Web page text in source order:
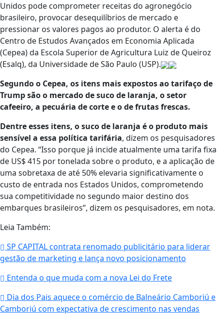
Unidos pode comprometer receitas do agronegócio
brasileiro, provocar desequilíbrios de mercado e
pressionar os valores pagos ao produtor. O alerta é do
Centro de Estudos Avançados em Economia Aplicada
(Cepea) da Escola Superior de Agricultura Luiz de Queiroz
(Esalq), da Universidade de São Paulo (USP).
Segundo o Cepea, os itens mais expostos ao tarifaço de
Trump são o mercado de suco de laranja, o setor
cafeeiro, a pecuária de corte e o de frutas frescas.
Dentre esses itens, o suco de laranja é o produto mais
sensível a essa política tarifária, dizem os pesquisadores
do Cepea. “Isso porque já incide atualmente uma tarifa fixa
de US$ 415 por tonelada sobre o produto, e a aplicação de
uma sobretaxa de até 50% elevaria significativamente o
custo de entrada nos Estados Unidos, comprometendo
sua competitividade no segundo maior destino dos
embarques brasileiros”, dizem os pesquisadores, em nota.
Leia Também:
SP CAPITAL contrata renomado publicitário para liderar
gestão de marketing e lança novo posicionamento
Entenda o que muda com a nova Lei do Frete
Dia dos Pais aquece o comércio de Balneário Camboriú e
Camboriú com expectativa de crescimento nas vendas